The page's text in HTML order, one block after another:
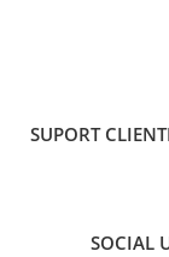
SUPORT
SOCIAL